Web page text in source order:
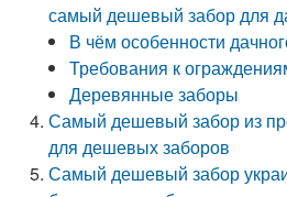
самый дешевый забор для
В чём особенности
Требования к
Деревянные заборы
Самый дешевый забор из
для дешевых заборов
Самый дешевый забор